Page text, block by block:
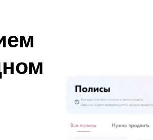
является отсутствие